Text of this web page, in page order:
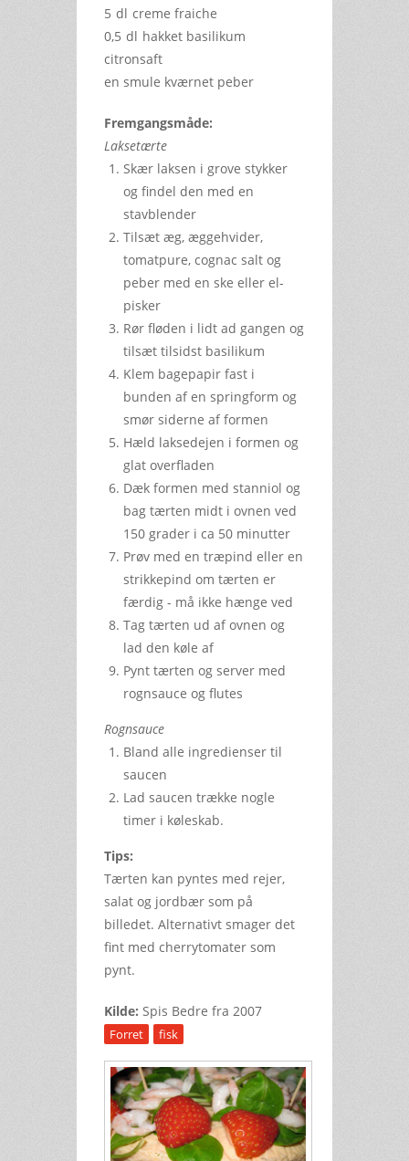
5 dl creme fraiche
0,5 dl hakket basilikum
citronsaft
en smule kværnet peber
Fremgangsmåde:
Laksetærte
Skær laksen i grove stykker
og findel den med en
stavblender
Tilsæt æg, æggehvider,
tomatpure, cognac salt og
peber med en ske eller el-
pisker
Rør fløden i lidt ad gangen og
tilsæt tilsidst basilikum
Klem bagepapir fast i
bunden af en springform og
smør siderne af formen
Hæld laksedejen i formen og
glat overfladen
Dæk formen med stanniol og
bag tærten midt i ovnen ved
150 grader i ca 50 minutter
Prøv med en træpind eller en
strikkepind om tærten er
færdig - må ikke hænge ved
Tag tærten ud af ovnen og
lad den køle af
Pynt tærten og server med
rognsauce og flutes
Rognsauce
Bland alle ingredienser til
saucen
Lad saucen trække nogle
timer i køleskab.
Tips:
Tærten kan pyntes med rejer,
salat og jordbær som på
billedet. Alternativt smager det
fint med cherrytomater som
pynt.
Kilde: Spis Bedre fra 2007
Forret fisk